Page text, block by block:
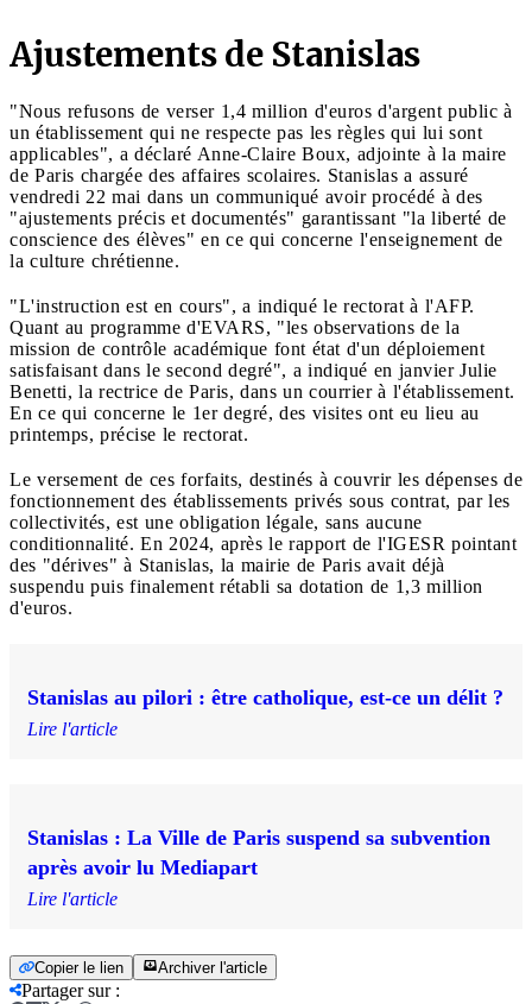
Ajustements de Stanislas
"Nous refusons de verser 1,4 million d'euros d'argent public à
un établissement qui ne respecte pas les règles qui lui sont
applicables", a déclaré Anne-Claire Boux, adjointe à la maire
de Paris chargée des affaires scolaires. Stanislas a assuré
vendredi 22 mai dans un communiqué avoir procédé à des
"ajustements précis et documentés" garantissant "la liberté de
conscience des élèves" en ce qui concerne l'enseignement de
la culture chrétienne.
"L'instruction est en cours", a indiqué le rectorat à l'AFP.
Quant au programme d'EVARS, "les observations de la
mission de contrôle académique font état d'un déploiement
satisfaisant dans le second degré", a indiqué en janvier Julie
Benetti, la rectrice de Paris, dans un courrier à l'établissement.
En ce qui concerne le 1er degré, des visites ont eu lieu au
printemps, précise le rectorat.
Le versement de ces forfaits, destinés à couvrir les dépenses de
fonctionnement des établissements privés sous contrat, par les
collectivités, est une obligation légale, sans aucune
conditionnalité. En 2024, après le rapport de l'IGESR pointant
des "dérives" à Stanislas, la mairie de Paris avait déjà
suspendu puis finalement rétabli sa dotation de 1,3 million
d'euros.
Stanislas au pilori : être catholique, est-ce un délit ?
Lire l'article
Stanislas : La Ville de Paris suspend sa subvention
après avoir lu Mediapart
Lire l'article
Copier le lien Archiver l'article
Partager sur: